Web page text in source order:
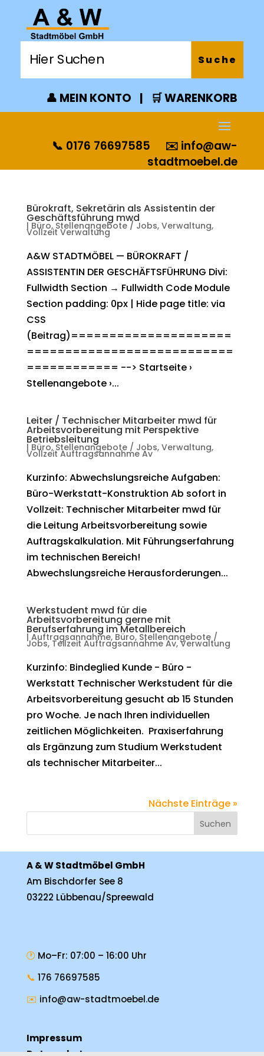
👤 MEIN KONTO | 🛒 WARENKORB
📞 0176 76697585 ✉️ info@aw-
stadtmoebel.de
Bürokraft, Sekretärin als Assistentin der
Geschäftsführung mwd
| Büro, Stellenangebote / Jobs, Verwaltung,
Vollzeit Verwaltung
A&W STADTMÖBEL — BÜROKRAFT /
ASSISTENTIN DER GESCHÄFTSFÜHRUNG Divi:
Fullwidth Section → Fullwidth Code Module
Section padding: 0px | Hide page title: via
CSS
(Beitrag)=====================
===========================
============ --> Startseite ›
Stellenangebote ›...
Leiter / Technischer Mitarbeiter mwd für
Arbeitsvorbereitung mit Perspektive
Betriebsleitung
| Büro, Stellenangebote / Jobs, Verwaltung,
Vollzeit Auftragsannahme Av
Kurzinfo: Abwechslungsreiche Aufgaben:
Büro-Werkstatt-Konstruktion Ab sofort in
Vollzeit: Technischer Mitarbeiter mwd für
die Leitung Arbeitsvorbereitung sowie
Auftragskalkulation. Mit Führungserfahrung
im technischen Bereich!
Abwechslungsreiche Herausforderungen...
Werkstudent mwd für die
Arbeitsvorbereitung gerne mit
Berufserfahrung im Metallbereich
| Auftragsannahme, Büro, Stellenangebote /
Jobs,Teilzeit Auftragsannahme Av,Verwaltung
Kurzinfo: Bindeglied Kunde - Büro -
Werkstatt Technischer Werkstudent für die
Arbeitsvorbereitung gesucht ab 15 Stunden
pro Woche. Je nach Ihren individuellen
zeitlichen Möglichkeiten. Praxiserfahrung
als Ergänzung zum Studium Werkstudent
als technischer Mitarbeiter...
Nächste Einträge »
Suchen
A & W Stadtmöbel GmbH
Am Bischdorfer See 8
03222 Lübbenau/Spreewald
🕐 Mo–Fr: 07:00 – 16:00 Uhr
📞 176 76697585
✉️ info@aw-stadtmoebel.de
Impressum